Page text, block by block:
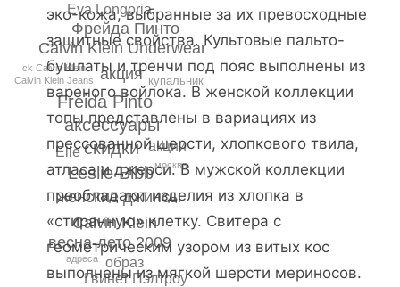
скидки
Leslie Bibb
аксессуары
Freida Pinto
женские джинсы
акция
Calvin Klein
Calvin Klein Underwear
весна-лето 2009
Фрейда Пинто
Гвинет Пэлтроу
акции
Eva Longoria
Elle
образ
купальник
ck Calvin Klein
Calvin Klein Jeans
адреса
москва
эко-кожа, выбранные за их превосходные
защитные свойства. Культовые пальто-
бушлаты и тренчи под пояс выполнены из
вареного войлока. В женской коллекции
топы представлены в вариациях из
прессованной шерсти, хлопкового твила,
атласа и джерси. В мужской коллекции
преобладают изделия из хлопка в
«стиранную» клетку. Свитера с
геометрическим узором из витых кос
выполнены из мягкой шерсти мериносов.